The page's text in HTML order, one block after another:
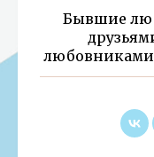
Бывшие